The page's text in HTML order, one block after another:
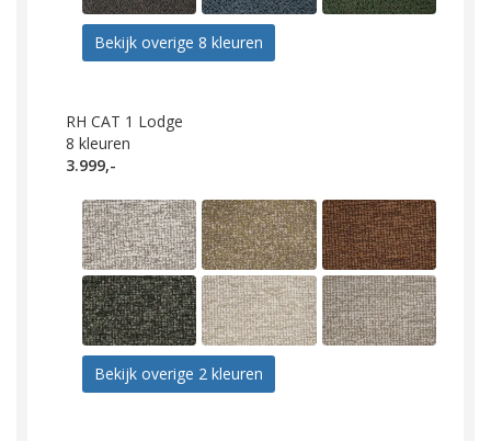
Bekijk overige 8 kleuren
RH CAT 1 Lodge
8 kleuren
3.999,-
Bekijk overige 2 kleuren